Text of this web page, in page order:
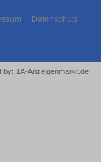
Datenschutz
1A-Anzeigenmarkt.de